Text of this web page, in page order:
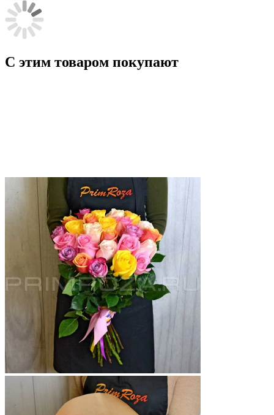
С этим товаром покупают